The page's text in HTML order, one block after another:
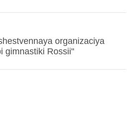
organizaciya
gimnastiki Rossii"